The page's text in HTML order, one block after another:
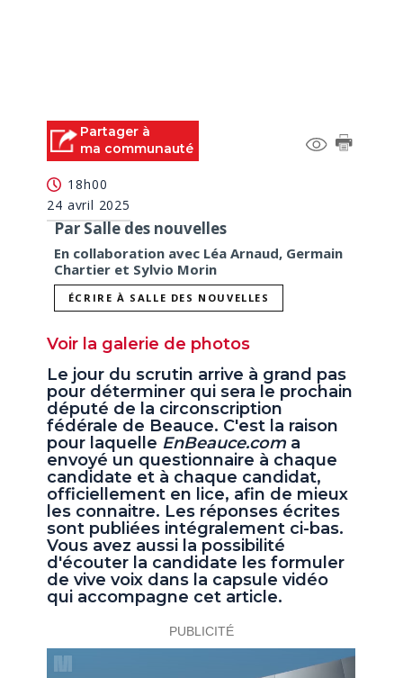
Partager à
ma communauté
18h00
24 avril 2025
Par Salle des nouvelles
En collaboration avec Léa Arnaud, Germain
Chartier et Sylvio Morin
ÉCRIRE À SALLE DES NOUVELLES
Voir la galerie de photos
Le jour du scrutin arrive à grand pas
pour déterminer qui sera le prochain
député de la circonscription
fédérale de Beauce. C'est la raison
pour laquelle EnBeauce.com a
envoyé un questionnaire à chaque
candidate et à chaque candidat,
officiellement en lice, afin de mieux
les connaitre. Les réponses écrites
sont publiées intégralement ci-bas.
Vous avez aussi la possibilité
d'écouter la candidate les formuler
de vive voix dans la capsule vidéo
qui accompagne cet article.